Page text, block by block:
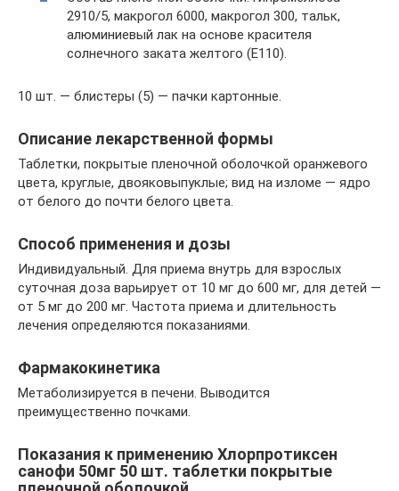
2910/5, макрогол 6000, макрогол 300, тальк,
алюминиевый лак на основе красителя
солнечного заката желтого (E110).
10 шт. — блистеры (5) — пачки картонные.
Описание лекарственной формы
Таблетки, покрытые пленочной оболочкой оранжевого
цвета, круглые, двояковыпуклые; вид на изломе — ядро
от белого до почти белого цвета.
Способ применения и дозы
Индивидуальный. Для приема внутрь для взрослых
суточная доза варьирует от 10 мг до 600 мг, для детей —
от 5 мг до 200 мг. Частота приема и длительность
лечения определяются показаниями.
Фармакокинетика
Метаболизируется в печени. Выводится
преимущественно почками.
Показания к применению Хлорпротиксен
санофи 50мг 50 шт. таблетки покрытые